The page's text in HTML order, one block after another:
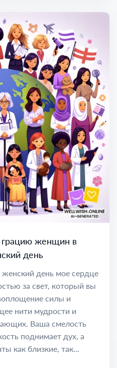
грацию женщин в
день
день мое сердце
за свет, который вы
силы и
нити мудрости и
Ваша смелость
поднимает дух, а
как близкие, так...